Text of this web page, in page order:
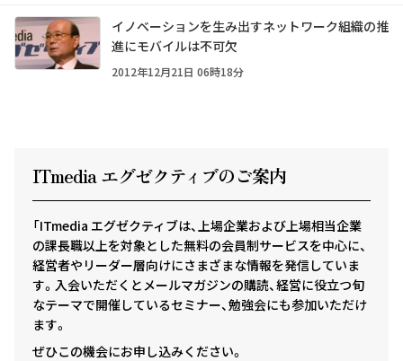
イノベーションを生み出すネットワーク組織の推
進にモバイルは不可欠
2012年12月21日 06時18分
ITmedia エグゼクティ ブのご案内
「ITmedia エグゼクティブは、上場企業および上場相当企業
の課長職以上を対象とした無料の会員制サービスを中心に、
経営者やリーダー層向けにさまざまな情報を発信していま
す。入会いただくとメールマガジンの購読、経営に役立つ旬
なテーマで開催しているセミナー、勉強会にも参加いただけ
ます。
ぜひこの機会にお申し込みください。